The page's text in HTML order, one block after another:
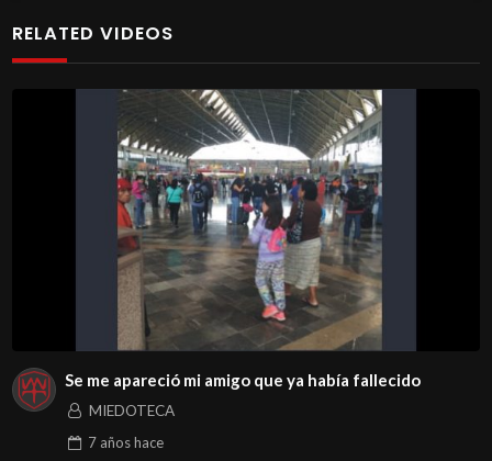
RELATED VIDEOS
Se me apareció mi amigo que ya había fallecido
MIEDOTECA
7 añoshace